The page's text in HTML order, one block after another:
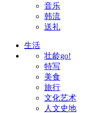
音乐
韩流
送礼
生活
壮龄go!
特写
美食
旅行
文化艺术
人文史地